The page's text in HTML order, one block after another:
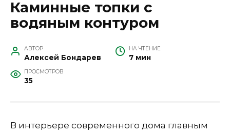
Каминные топки с
водяным контуром
АВТОР
Алексей Бондарев
НА ЧТЕНИЕ
7 мин
ПРОСМОТРОВ
35
В интерьере современного дома главным